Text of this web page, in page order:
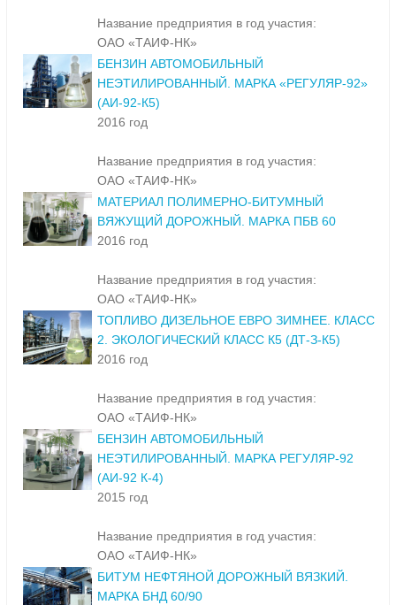
Название предприятия в год участия:
ОАО «ТАИФ-НК»
БЕНЗИН АВТОМОБИЛЬНЫЙ
НЕЭТИЛИРОВАННЫЙ. МАРКА «РЕГУЛЯР-92»
(АИ-92-К5)
2016 год
Название предприятия в год участия:
ОАО «ТАИФ-НК»
МАТЕРИАЛ ПОЛИМЕРНО-БИТУМНЫЙ
ВЯЖУЩИЙ ДОРОЖНЫЙ. МАРКА ПБВ 60
2016 год
Название предприятия в год участия:
ОАО «ТАИФ-НК»
ТОПЛИВО ДИЗЕЛЬНОЕ ЕВРО ЗИМНЕЕ. КЛАСС
2. ЭКОЛОГИЧЕСКИЙ КЛАСС К5 (ДТ-З-К5)
2016 год
Название предприятия в год участия:
ОАО «ТАИФ-НК»
БЕНЗИН АВТОМОБИЛЬНЫЙ
НЕЭТИЛИРОВАННЫЙ. МАРКА РЕГУЛЯР-92
(АИ-92 К-4)
2015 год
Название предприятия в год участия:
ОАО «ТАИФ-НК»
БИТУМ НЕФТЯНОЙ ДОРОЖНЫЙ ВЯЗКИЙ.
МАРКА БНД 60/90